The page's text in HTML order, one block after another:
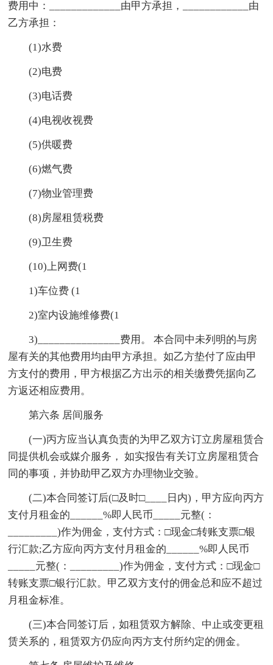
费用中：_____________由甲方承担，____________由
乙方承担：
(1)水费
(2)电费
(3)电话费
(4)电视收视费
(5)供暖费
(6)燃气费
(7)物业管理费
(8)房屋租赁税费
(9)卫生费
(10)上网费(1
1)车位费 (1
2)室内设施维修费(1
3)_______________费用。 本合同中未列明的与房
屋有关的其他费用均由甲方承担。如乙方垫付了应由甲
方支付的费用，甲方根据乙方出示的相关缴费凭据向乙
方返还相应费用。
第六条 居间服务
(一)丙方应当认真负责的为甲乙双方订立房屋租赁合
同提供机会或媒介服务， 如实报告有关订立房屋租赁合
同的事项，并协助甲乙双方办理物业交验。
(二)本合同签订后(□及时□____日内)，甲方应向丙方
支付月租金的______%即人民币_____元整(：
_________)作为佣金，支付方式：□现金□转账支票□银
行汇款;乙方应向丙方支付月租金的______%即人民币
_____元整(：_________)作为佣金，支付方式：□现金□
转账支票□银行汇款。甲乙双方支付的佣金总和应不超过
月租金标准。
(三)本合同签订后，如租赁双方解除、中止或变更租
赁关系的，租赁双方仍应向丙方支付所约定的佣金。